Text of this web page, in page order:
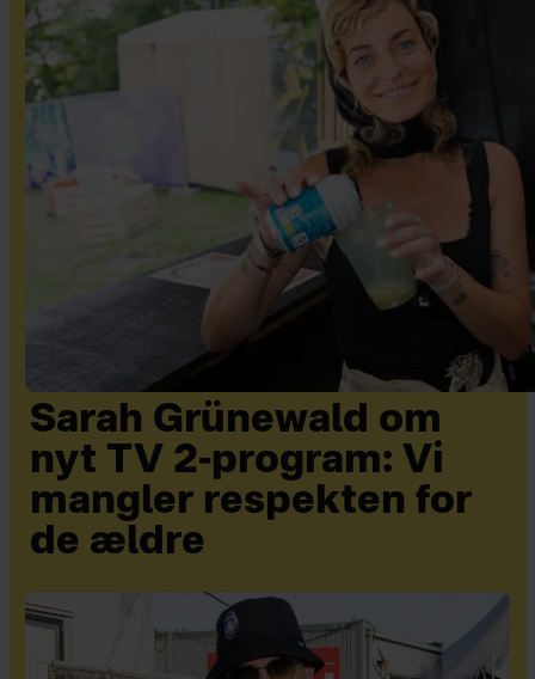
Sarah Grünewald om
nyt TV 2-program: Vi
mangler respekten for
de ældre